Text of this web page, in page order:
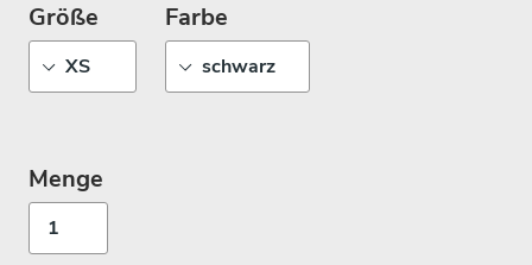
Größe Farbe
Menge